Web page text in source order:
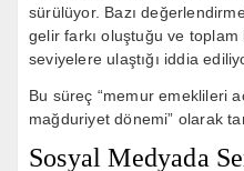
sürülüyor. Bazı
gelir farkı oluştuğu ve toplam
seviyelere ulaştığı iddia
Bu süreç “memur emeklileri
mağduriyet dönemi” olarak
Sosyal Medyada